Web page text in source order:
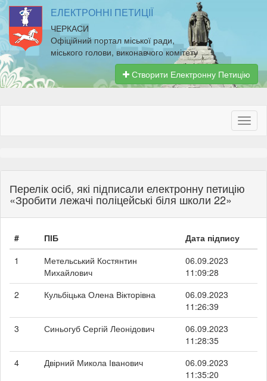
ЕЛЕКТРОННІ ПЕТИЦІЇ
ЧЕРКАСИ
Офіційний портал міської ради,
міського голови, виконавчого комітету
Створити Електронну Петицію
Перелік осіб, які підписали електронну петицію
«Зробити лежачі поліцейські біля школи 22»
# ПІБ
Дата підпису
1
Метельський Костянтин
Михайлович
06.09.2023
11:09:28
2
Кульбіцька Олена Вікторівна
06.09.2023
11:26:39
3
Синьогуб Сергій Леонідович
06.09.2023
11:28:35
4
Двірний Микола Іванович
06.09.2023
11:35:20